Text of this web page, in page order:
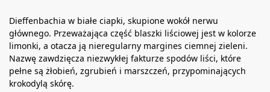
Dieffenbachia w białe ciapki, skupione wokół nerwu
głównego. Przeważająca część blaszki liściowej jest w kolorze
limonki, a otacza ją nieregularny margines ciemnej zieleni.
Nazwę zawdzięcza niezwykłej fakturze spodów liści, które
pełne są żłobień, zgrubień i marszczeń, przypominających
krokodylą skórę.